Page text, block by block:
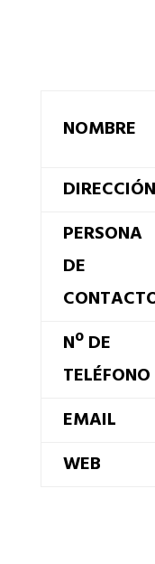
NOMBRE
DIRECCIÓN
PERSONA
DE
Nº DE
TELÉFONO
EMAIL
WEB